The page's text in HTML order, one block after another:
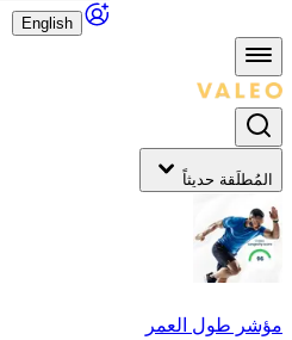
English
المُطلَقة حديثاً
مؤشر طول العمر